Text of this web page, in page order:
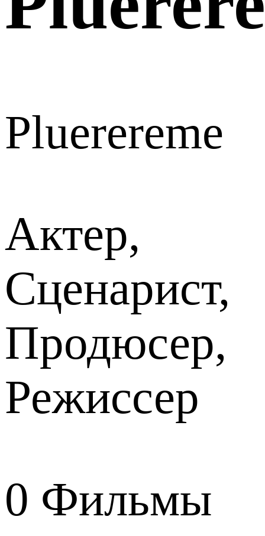
Pluerereme
Актер,
Сценарист,
Продюсер,
Режиссер
0 Фильмы